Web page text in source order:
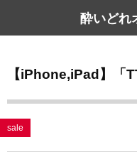
酔いどれ
【iPhone,iPad】「
sale